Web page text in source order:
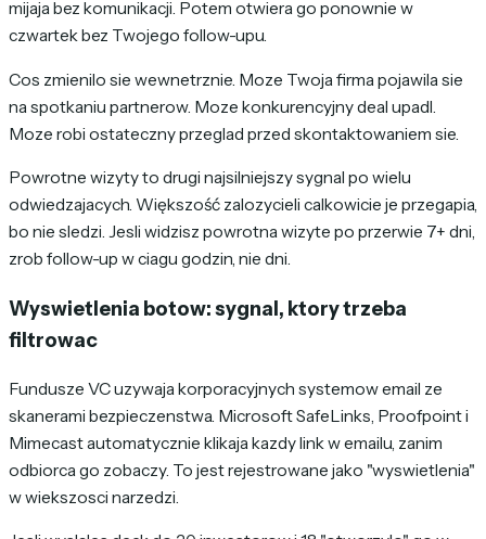
mijaja bez komunikacji. Potem otwiera go ponownie w
czwartek bez Twojego follow-upu.
Cos zmienilo sie wewnetrznie. Moze Twoja firma pojawila sie
na spotkaniu partnerow. Moze konkurencyjny deal upadl.
Moze robi ostateczny przeglad przed skontaktowaniem sie.
Powrotne wizyty to drugi najsilniejszy sygnal po wielu
odwiedzajacych. Większość zalozycieli calkowicie je przegapia,
bo nie sledzi. Jesli widzisz powrotna wizyte po przerwie 7+ dni,
zrob follow-up w ciagu godzin, nie dni.
Wyswietlenia botow: sygnal, ktory trzeba
filtrowac
Fundusze VC uzywaja korporacyjnych systemow email ze
skanerami bezpieczenstwa. Microsoft SafeLinks, Proofpoint i
Mimecast automatycznie klikaja kazdy link w emailu, zanim
odbiorca go zobaczy. To jest rejestrowane jako "wyswietlenia"
w wiekszosci narzedzi.